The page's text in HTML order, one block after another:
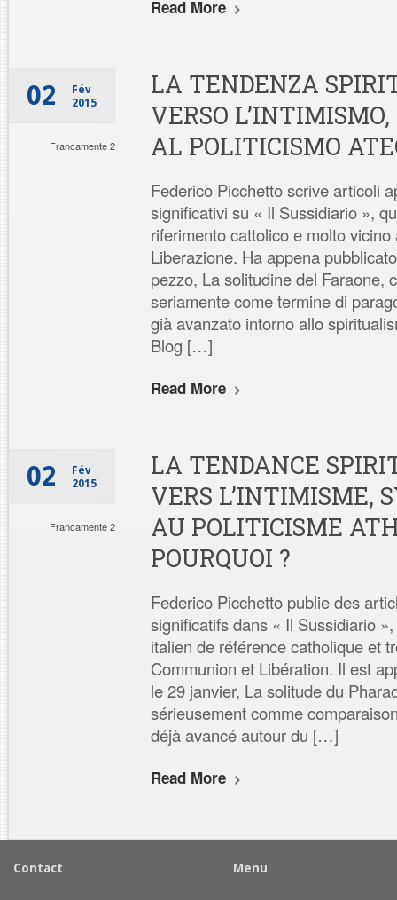
Read More
02
Fév
2015
Francamente 2
LA TENDENZA
VERSO
AL POLITICISMO
Federico Picchetto scrive articoli
significativi su « Il Sussidiario »,
riferimento cattolico e molto
Liberazione. Ha appena
pezzo, La solitudine del Faraone,
seriamente come termine di
già avanzato intorno allo
Blog […]
Read More
02
Fév
2015
Francamente 2
LA TENDANCE
VERS L’INTIMISME,
AU POLITICISME
POURQUOI ?
Federico Picchetto publie des
significatifs dans « Il Sussidiario
italien de référence catholique et
Communion et Libération. Il est
le 29 janvier, La solitude du
sérieusement comme
déjà avancé autour du […]
Read More
Contact Menu